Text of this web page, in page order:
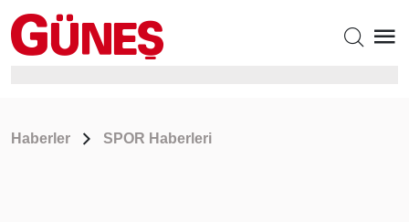
Haberler SPOR Haberleri